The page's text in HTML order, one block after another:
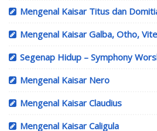
Mengenal Kaisar Titus dan
Mengenal Kaisar Galba, Otho,
Segenap Hidup – Symphony
Mengenal Kaisar Nero
Mengenal Kaisar Claudius
Mengenal Kaisar Caligula